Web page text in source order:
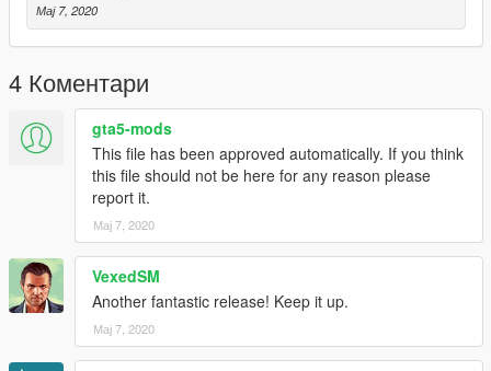
Мај 7, 2020
4 Коментари
gta5-mods
This file has been approved automatically. If you think
this file should not be here for any reason please
report it.
Мај 7, 2020
VexedSM
Another fantastic release! Keep it up.
Мај 7, 2020